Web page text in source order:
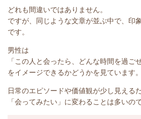
どれも間違いではありません。
ですが、同じような文章が並ぶ中で、印
です。
男性は
「この人と会ったら、どんな時間を過ご
をイメージできるかどうかを見ています。
日常のエピソードや価値観が少し見えるだ
「会ってみたい」に変わることは多いので